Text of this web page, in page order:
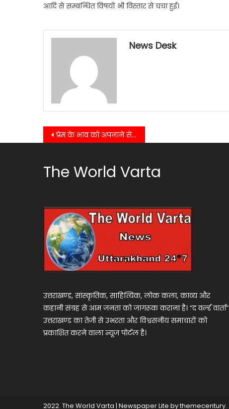
आदि से सम्बन्धित विषयों भी विस्तार से चचा हुई।
News Desk
Post
प्रेम के भाव को अपनाने से सुकूनमयी होगा कुल संसार…..
The World Varta
उत्तराखण्ड, सांस्कृतिक, साहित्यिक, लोक कला, काव्य और
कहानी संग्रह से आम जनता को जागरूक कराना है। “द वर्ल्ड वार्ता”
उत्तराखण्ड का तेजी से उभरता और विश्वसनीय समाचारों को
प्रकाशित करने वाला न्यूज पोर्टल है।
2022. The World Varta | Newspaper Lite bythemecentury.